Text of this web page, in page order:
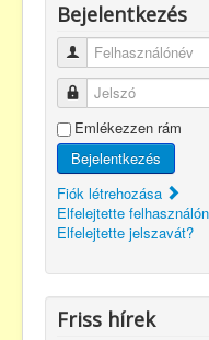
Bejelentkezés
Felhasználónév
Jelszó
Emlékezzen rám
Bejelentkezés
Fiók létrehozása
Elfelejtette
Elfelejtette jelszavát?
Friss hírek